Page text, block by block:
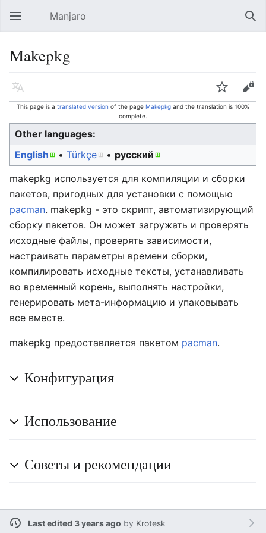
Open main menu Manjaro
Makepkg
Language Watch Edit
This page is a translated version of the page Makepkg and the translation is 100%
complete.
Other languages:
English
• ‎ Türkçe • ‎ русский
makepkg используется для компиляции и сборки
пакетов, пригодных для установки с помощью
pacman. makepkg - это скрипт, автоматизирующий
сборку пакетов. Он может загружать и проверять
исходные файлы, проверять зависимости,
настраивать параметры времени сборки,
компилировать исходные тексты, устанавливать
во временный корень, выполнять настройки,
генерировать мета-информацию и упаковывать
все вместе.
makepkg предоставляется пакетом pacman.
Конфигурация
Использование
Советы и рекомендации
Last edited 3 years ago by Krotesk